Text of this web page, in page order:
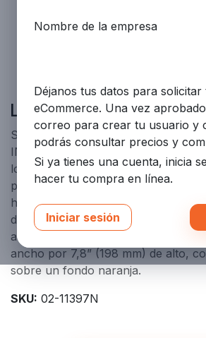
Letrero Co2 S/L (02-
SEÑAL DE ADVERTENCIA:
INMEDIATAMENTE: Este letrero
los espacios protegidos. El letrero
personal que trabaja dentro del
habitación está protegida por un
deben evacuar el área
activa la alarma. El letrero mide
ancho por 7,8” (198 mm) de alto,
sobre un fondo naranja.
SKU: 02-11397N
Nombre de la empresa
Déjanos tus datos para
eCommerce. Una vez
correo para crear tu usuario y
podrás consultar precios y
Si ya tienes una cuenta, inicia
hacer tu compra en línea.
Iniciar sesión